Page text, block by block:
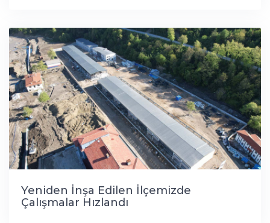
Yeniden İnşa Edilen İlçemizde
Çalışmalar Hızlandı